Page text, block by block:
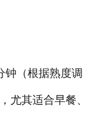
（根据熟度调
尤其适合早餐、